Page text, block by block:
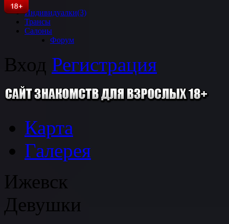
Индивидуалки(3)
Трансы
Салоны
Форум
Вход Регистрация
Карта
Галерея
Ижевск
Девушки